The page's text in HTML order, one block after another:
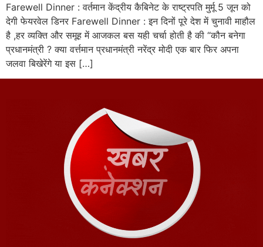
Farewell Dinner : वर्तमान केंद्रीय कैबिनेट के राष्ट्रपति मुर्मू 5 जून को
देगी फेयरवेल डिनर Farewell Dinner : इन दिनों पूरे देश में चुनावी माहौल
है ,हर व्यक्ति और समूह में आजकल बस यही चर्चा होती है की “कौन बनेगा
प्रधानमंत्री ? क्या वर्त्तमान प्रधानमंत्री नरेंद्र मोदी एक बार फिर अपना
जलवा बिखेरेंगे या इस […]